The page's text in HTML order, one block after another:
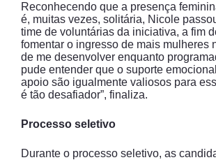
Reconhecendo que a presença
é, muitas vezes, solitária, Nicole
time de voluntárias da iniciativa, a fim
fomentar o ingresso de mais mulheres
de me desenvolver enquanto
pude entender que o suporte
apoio são igualmente valiosos para
é tão desafiador”, finaliza.
Processo seletivo
Durante o processo seletivo, as